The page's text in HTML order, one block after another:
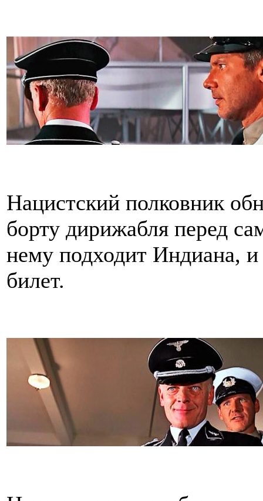
Нацистский полковник
борту дирижабля перед
нему подходит Индиана,
билет.